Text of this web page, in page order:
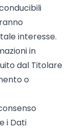
interesse.
in
dal Titolare
o
i Dati